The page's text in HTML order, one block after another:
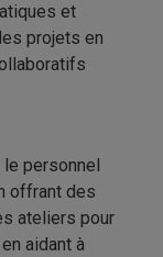
et
projets en
personnel
offrant des
ateliers pour
aidant à